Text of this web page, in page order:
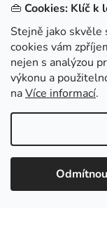
👜 Cookies: Klíč k
Stejně jako skvěle
cookies vám
nejen s analýzou
výkonu a
naVíce informací.
KONTAKTUJTE
Copyright
Chceš získat
se k našemu
Minimální